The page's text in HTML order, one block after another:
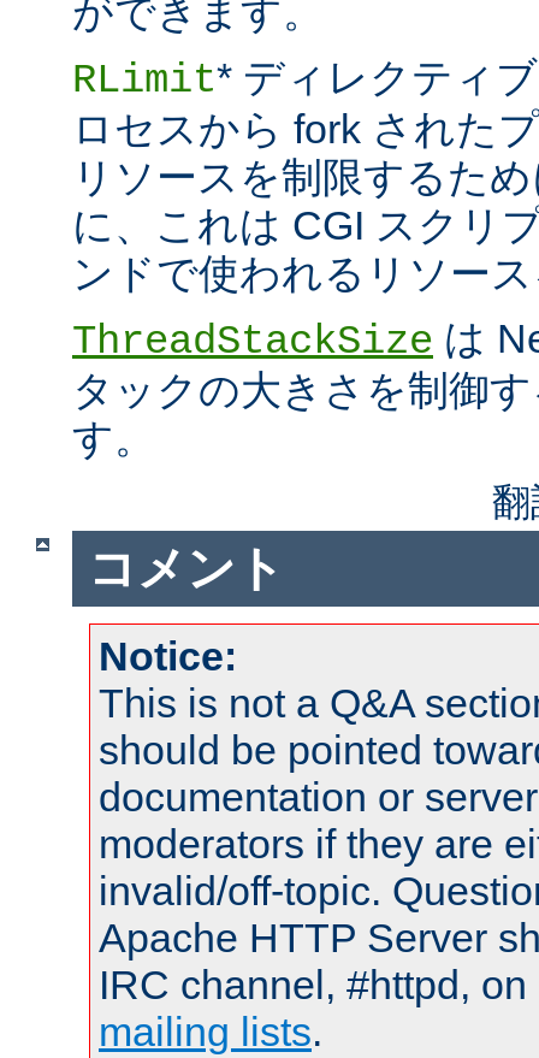
ができます。
RLimit* ディレクティ
ロセスから fork された
リソースを制限するた
に、これは CGI スクリ
ンドで使われるリソー
ThreadStackSize は
タックの大きさを制御
す。
コメント
Notice:
This is not a Q&A
should be pointed
documentation or
moderators if they are
invalid/off-topic.
Apache HTTP Server
IRC channel, #httpd,
mailing lists.